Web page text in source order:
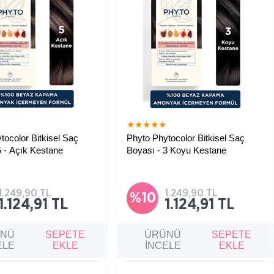
Bitkisel Saç
- Açık Kestane
TL
TL
SEPETE
EKLE
★★★★★
Phyto Phytocolor Bitkisel Saç
Boyası - 3 Koyu Kestane
tonu elde etmenize yardımcı olur.
%10 1.124,91 TL
1.249,90 TL
ÜRÜNÜ
İNCELE
SEPETE
EKLE